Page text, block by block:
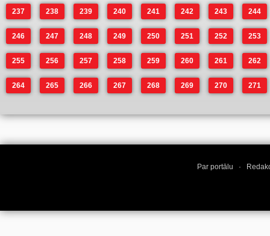
237 238 239 240 241 242 243 244
246 247 248 249 250 251 252 253
255 256 257 258 259 260 261 262
264 265 266 267 268 269 270 271
Par portālu ·